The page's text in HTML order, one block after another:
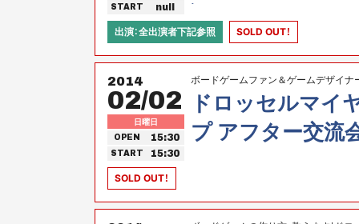
START null
出演：全出演者下記参照 SOLD OUT！
2014
02/02
日曜日
OPEN 15:30
START 15:30
ボードゲームファン＆ゲームデザイナ
念ドロッセルマイ
プ アフター交流
SOLD OUT！